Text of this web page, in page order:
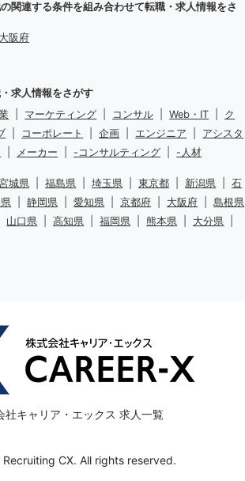
の関連する条件を組み合わせて転職・求人情報をさ
大阪府
求人情報をさがす
マーケティング コンサル Web・IT
ク
コーポレート 企画 エンジニア
アシスタ
メーカー -コンサルティング -人材
城県 福島県 埼玉県 東京都 新潟県
石
静岡県 愛知県 京都府 大阪府
島根県
山口県 高知県 福岡県 熊本県 大分県
社キャリア・エックス 求人一覧
CX. All rights reserved.